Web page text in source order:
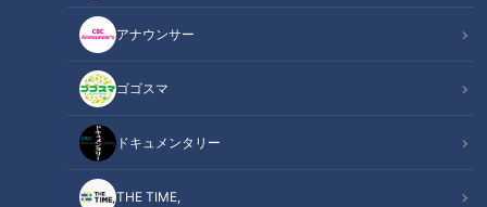
アナウンサー
ゴゴスマ
ドキュメンタリー
THE TIME,
関連リンク
5月28日放送）【キユーピー３分クッキング】